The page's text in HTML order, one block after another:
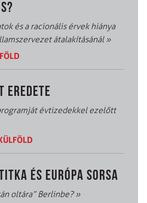
és a racionális érvek hiánya
átalakításánál»
EREDETE
évtizedekkel ezelőtt
ÉS EURÓPA SORSA
oltára” Berlinbe?»